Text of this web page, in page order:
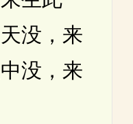
没，来
没，来